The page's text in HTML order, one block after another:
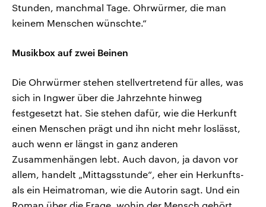
Stunden, manchmal Tage. Ohrwürmer, die man
keinem Menschen wünschte.“
Musikbox auf zwei Beinen
Die Ohrwürmer stehen stellvertretend für alles, was
sich in Ingwer über die Jahrzehnte hinweg
festgesetzt hat. Sie stehen dafür, wie die Herkunft
einen Menschen prägt und ihn nicht mehr loslässt,
auch wenn er längst in ganz anderen
Zusammenhängen lebt. Auch davon, ja davon vor
allem, handelt „Mittagsstunde“, eher ein Herkunfts-
als ein Heimatroman, wie die Autorin sagt. Und ein